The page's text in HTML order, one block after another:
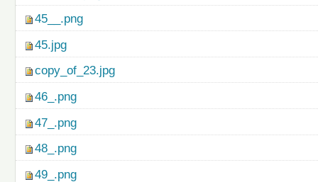
45__.png
45.jpg
copy_of_23.jpg
46_.png
47_.png
48_.png
49_.png